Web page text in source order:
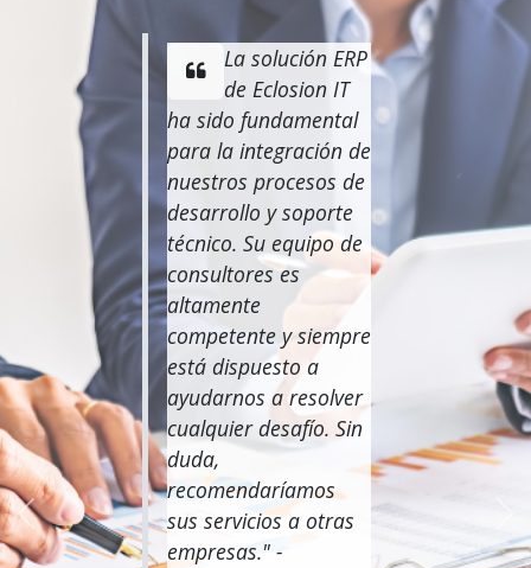
La solución ERP
de Eclosion IT
ha sido fundamental
para la integración de
nuestros procesos de
desarrollo y soporte
técnico. Su equipo de
consultores es
altamente
competente y siempre
está dispuesto a
ayudarnos a resolver
cualquier desafío. Sin
duda,
recomendaríamos
sus servicios a otras
empresas." -
Anterior